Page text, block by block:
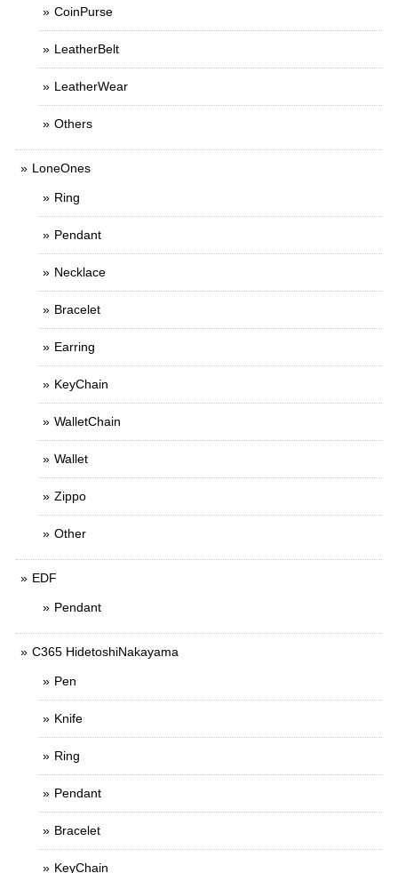
CoinPurse
LeatherBelt
LeatherWear
Others
LoneOnes
Ring
Pendant
Necklace
Bracelet
Earring
KeyChain
WalletChain
Wallet
Zippo
Other
EDF
Pendant
C365 HidetoshiNakayama
Pen
Knife
Ring
Pendant
Bracelet
KeyChain